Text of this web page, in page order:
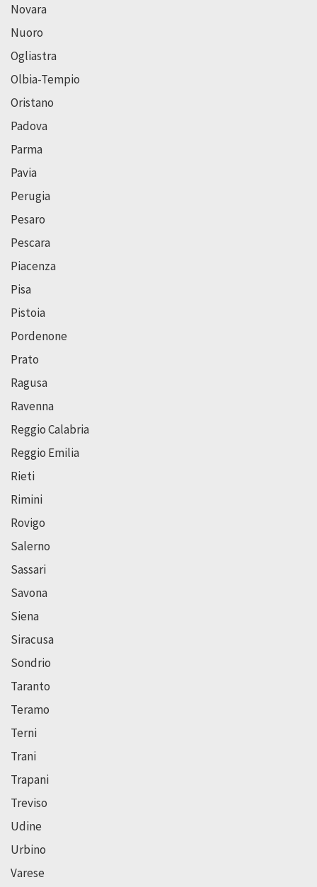
Novara
Nuoro
Ogliastra
Olbia-Tempio
Oristano
Padova
Parma
Pavia
Perugia
Pesaro
Pescara
Piacenza
Pisa
Pistoia
Pordenone
Prato
Ragusa
Ravenna
Reggio Calabria
Reggio Emilia
Rieti
Rimini
Rovigo
Salerno
Sassari
Savona
Siena
Siracusa
Sondrio
Taranto
Teramo
Terni
Trani
Trapani
Treviso
Udine
Urbino
Varese